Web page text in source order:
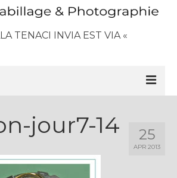
TENACI INVIA EST VIA «
25
APR 2013
jour7-14